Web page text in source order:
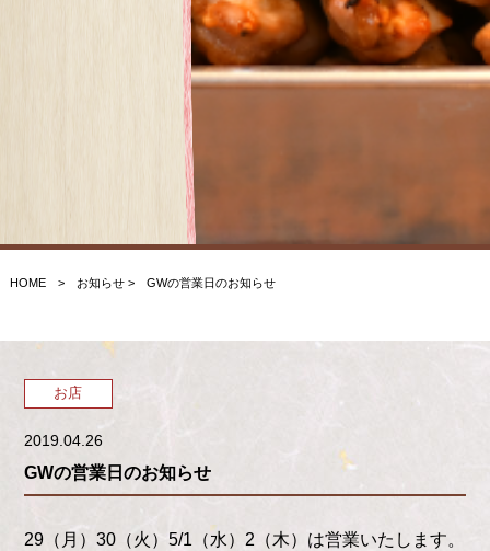
HOME> お知らせ> GWの営業日のお知らせ
お店
2019.04.26
GWの営業日のお知らせ
29（月）30（火）5/1（水）2（木）は営業いたします。